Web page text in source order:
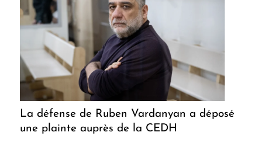
La défense de Ruben Vardanyan a déposé
une plainte auprès de la CEDH